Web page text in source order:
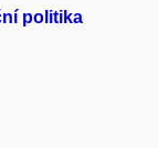
politika